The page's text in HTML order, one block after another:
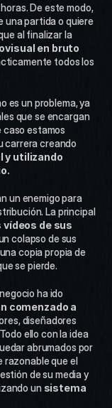
De este modo,
una partida o quiere
al finalizar la
en bruto
todos los
es un problema, ya
que se encargan
caso estamos
carrera creando
y utilizando
un enemigo para
La principal
vídeos de sus
colapso de sus
copia propia de
se pierde.
ha ido
comenzado a
diseñadores
ello con la idea
abrumados por
razonable que el
de su media y
un sistema